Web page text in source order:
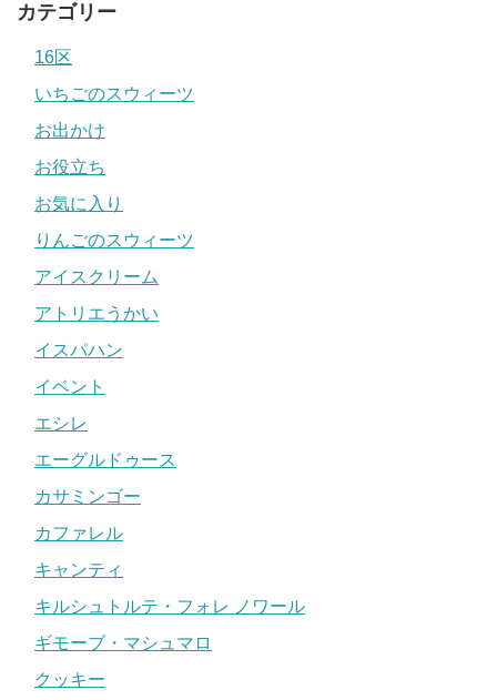
カテゴリー
16区
いちごのスウィーツ
お出かけ
お役立ち
お気に入り
りんごのスウィーツ
アイスクリーム
アトリエうかい
イスパハン
イベント
エシレ
エーグルドゥース
カサミンゴー
カファレル
キャンティ
キルシュトルテ・フォレ ノワール
ギモーブ・マシュマロ
クッキー